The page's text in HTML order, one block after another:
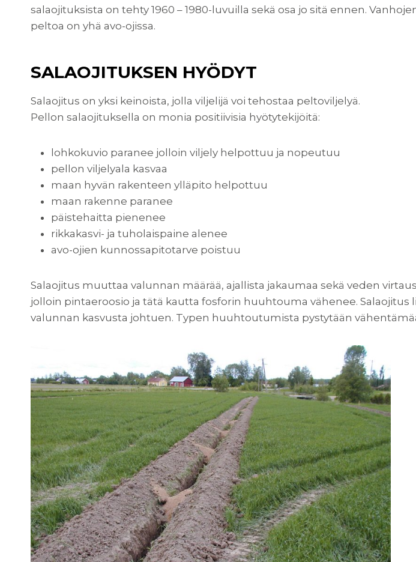
salaojituksista on tehty 1960 – 1980-luvuilla sekä osa jo sitä ennen.
peltoa on yhä avo-ojissa.
SALAOJITUKSEN HYÖDYT
Salaojitus on yksi keinoista, jolla viljelijä voi tehostaa peltoviljelyä.
Pellon salaojituksella on monia positiivisia hyötytekijöitä:
lohkokuvio paranee jolloin viljely helpottuu ja nopeutuu
pellon viljelyala kasvaa
maan hyvän rakenteen ylläpito helpottuu
maan rakenne paranee
päistehaitta pienenee
rikkakasvi- ja tuholaispaine alenee
avo-ojien kunnossapitotarve poistuu
Salaojitus muuttaa valunnan määrää, ajallista jakaumaa sekä veden
jolloin pintaeroosio ja tätä kautta fosforin huuhtouma vähenee.
valunnan kasvusta johtuen. Typen huuhtoutumista pystytään